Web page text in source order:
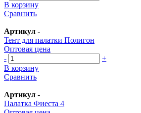
В корзину
Сравнить
Артикул -
Тент для палатки Полигон
Оптовая цена
-
+
В корзину
Сравнить
Артикул -
Палатка Фиеста 4